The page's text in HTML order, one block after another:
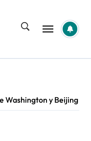
Washington y Beijing